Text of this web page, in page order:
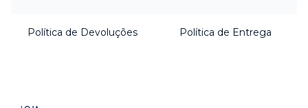
Política de Devoluções Política de Entrega